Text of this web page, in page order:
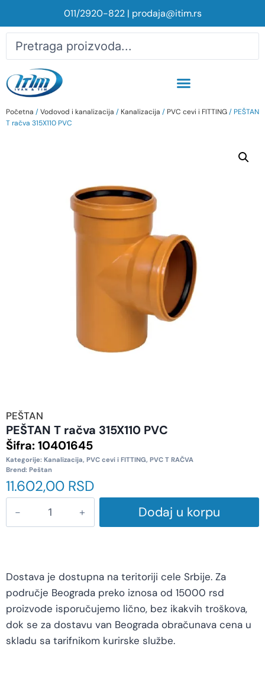
011/2920-822| prodaja@itim.rs
Početna /Vodovod i kanalizacija / Kanalizacija / PVC cevi i FITTING/ PEŠTAN
T račva 315X110 PVC
PEŠTAN
PEŠTAN T račva 315X110 PVC
Šifra:10401645
Kategorije: Kanalizacija, PVC cevi i FITTING, PVC T RAČVA
Brend: Peštan
11.602,00 RSD
Dodaj u korpu
Dostava je dostupna na teritoriji cele Srbije. Za
područje Beograda preko iznosa od 15000 rsd
proizvode isporučujemo lično, bez ikakvih troškova,
dok se za dostavu van Beograda obračunava cena u
skladu sa tarifnikom kurirske službe.